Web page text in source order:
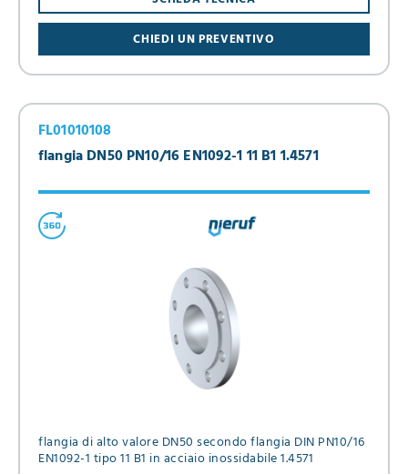
CHIEDI UN PREVENTIVO
flangia DN50 PN10/16 EN1092-1 11 B1 1.4571
FL01010108
flangia di alto valore DN50 secondo flangia DIN PN10/16
EN1092-1 tipo 11 B1 in acciaio inossidabile 1.4571